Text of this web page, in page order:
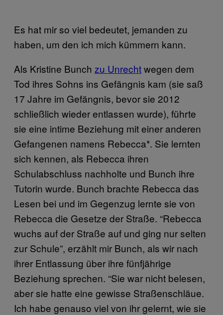
Es hat mir so viel bedeutet, jemanden zu
haben, um den ich mich kümmern kann.
Als Kristine Bunch zu Unrechtwegen dem
Tod ihres Sohns ins Gefängnis kam (sie saß
17 Jahre im Gefängnis, bevor sie 2012
schließlich wieder entlassen wurde), führte
sie eine intime Beziehung mit einer anderen
Gefangenen namens Rebecca*. Sie lernten
sich kennen, als Rebecca ihren
Schulabschluss nachholte und Bunch ihre
Tutorin wurde. Bunch brachte Rebecca das
Lesen bei und im Gegenzug lernte sie von
Rebecca die Gesetze der Straße. “Rebecca
wuchs auf der Straße auf und ging nur selten
zur Schule”, erzählt mir Bunch, als wir nach
ihrer Entlassung über ihre fünfjährige
Beziehung sprechen. “Sie war nicht belesen,
aber sie hatte eine gewisse Straßenschläue.
Ich habe genauso viel von ihr gelernt, wie sie